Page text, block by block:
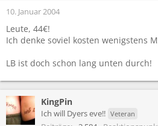
10. Januar 2004
Leute, 44€!
Ich denke soviel kosten wenigstens
LB ist doch schon lang unten durch!
KingPin
Ich will Dyers eve!! Veteran